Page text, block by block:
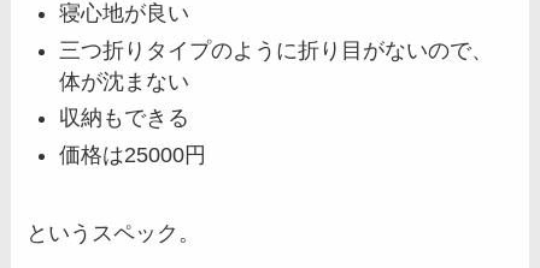
寝心地が良い
三つ折りタイプのように折り目がないので、
体が沈まない
収納もできる
価格は25000円
というスペック。